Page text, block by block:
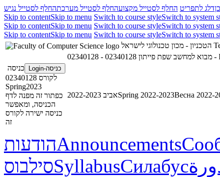
דלג לתפריט החלף לסטייל מקצועהחלף לסטייל מערכתהחלף לסטייל נגיש
Skip to contentSkip to menu Switch to course styleSwitch to system
Skip to contentSkip to menu Switch to course styleSwitch to system
Skip to contentSkip to menu Switch to course styleSwitch to system
02340128 - מבוא למחשב שפת פייתון
כניסה-Login
כניסה
לקורס 02340128
Spring2023
כפתור זה מפנה לדף
הכניסה, ומאפשר
כניסה ישירה לקורס
זה
אביב 2022-2023Spring 2022-2023Весна 2022-
הודעותAnnouncements
סילבוסSyllabusСилабус